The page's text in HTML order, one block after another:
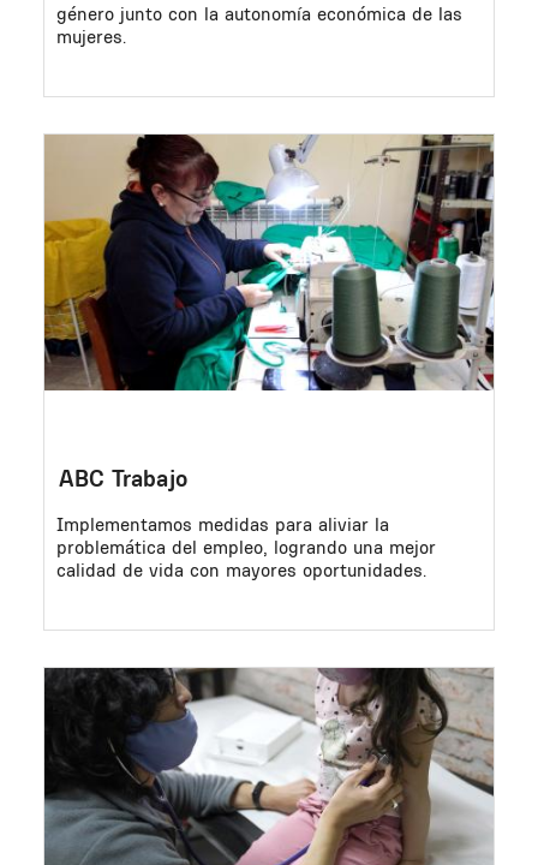
género junto con la autonomía económica de las
mujeres.
ABC Trabajo
Implementamos medidas para aliviar la
problemática del empleo, logrando una mejor
calidad de vida con mayores oportunidades.
Image